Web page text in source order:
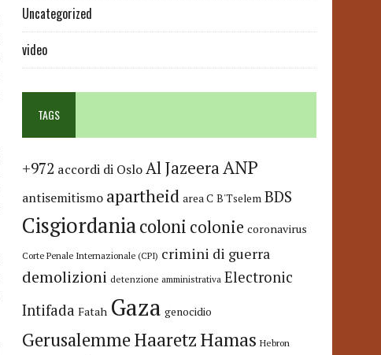
Uncategorized
video
TAGS
+972 accordi di OsloAl JazeeraANP
antisemitismo apartheid area C B'Tselem BDS
Cisgiordaniacoloni colonie coronavirus
Corte Penale Internazionale (CPI) crimini di guerra
demolizioni detenzione amministrativa Electronic
Intifada Fatah Gaza genocidio
GerusalemmeHaaretzHamas Hebron